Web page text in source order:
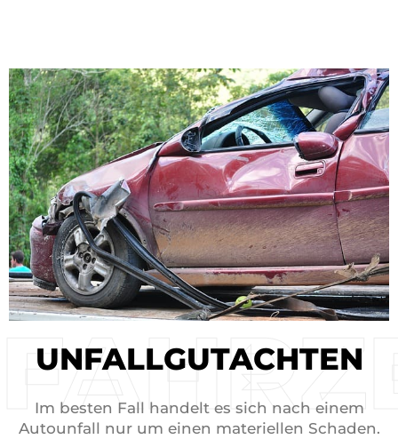
UNFALL­GUTACHTEN
Im besten Fall handelt es sich nach einem
Autounfall nur um einen materiellen Schaden.